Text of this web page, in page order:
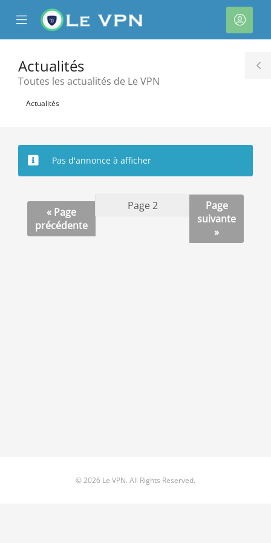
Mobile
Menu
client
Actualités
Toutes les actualités de Le VPN
Actualités
Pas d'annonce à afficher
« Page
précédente
Page
suivante
»
© 2026 Le VPN. All Rights Reserved.